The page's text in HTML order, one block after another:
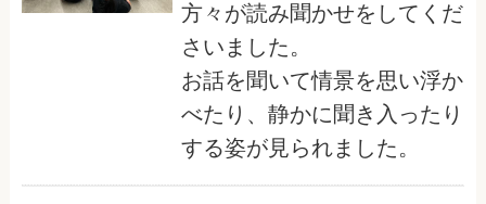
方々が読み聞かせをしてくだ
さいました。
お話を聞いて情景を思い浮か
べたり、静かに聞き入ったり
する姿が見られました。